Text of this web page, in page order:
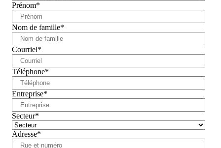
Prénom*
Nom de famille*
Courriel*
Téléphone*
Entreprise*
Secteur*
Adresse*